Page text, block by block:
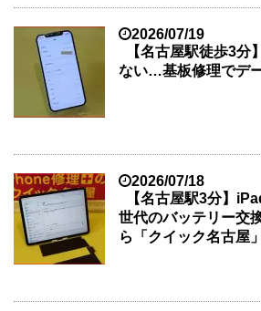
2026/07/19
【名古屋駅徒歩3
ない…基板修理でデ
2026/07/18
【名古屋駅3分】
世代のバッテリー交
ら「クイック名古屋」